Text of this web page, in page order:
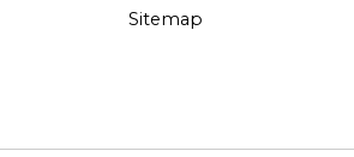
Sitemap